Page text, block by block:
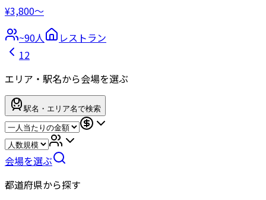
¥3,800〜
~90人
レストラン
12
エリア・駅名から会場を選ぶ
駅名・エリア名で検索
会場を選ぶ
都道府県から探す